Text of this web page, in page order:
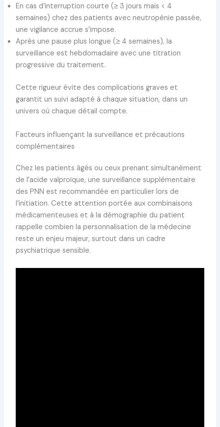
En cas d’interruption courte (≥ 3 jours mais < 4
semaines) chez des patients avec neutropénie passée,
une vigilance accrue s’impose.
Après une pause plus longue (≥ 4 semaines), la
surveillance est hebdomadaire avec une titration
progressive du traitement.
Cette rigueur évite des complications graves et
garantit un suivi adapté à chaque situation, dans un
univers où chaque détail compte.
Facteurs influençant la surveillance et précautions
complémentaires
Chez les patients âgés ou ceux prenant simultanément
de l’acide valproïque, une surveillance supplémentaire
des PNN est recommandée en particulier lors de
l’initiation. Cette attention portée aux combinaisons
médicamenteuses et à la démographie du patient
rappelle combien la personnalisation de la médecine
reste un enjeu majeur, surtout dans un cadre
psychiatrique sensible.